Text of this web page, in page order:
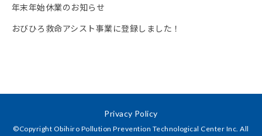
年末年始休業のお知らせ
おびひろ救命アシスト事業に登録しました！
Privacy Policy
©Copyright Obihiro Pollution Prevention Technological Center Inc. All